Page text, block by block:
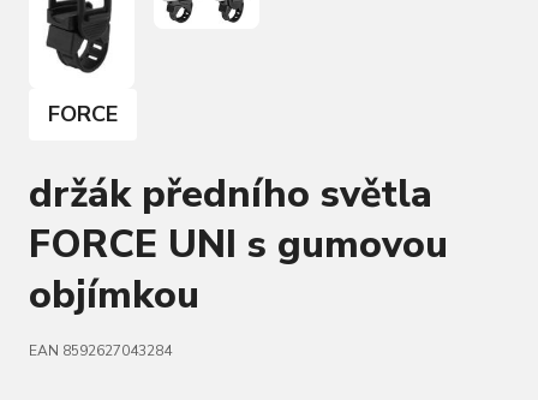
FORCE
držák předního světla
FORCE UNI s gumovou
objímkou
EAN 8592627043284